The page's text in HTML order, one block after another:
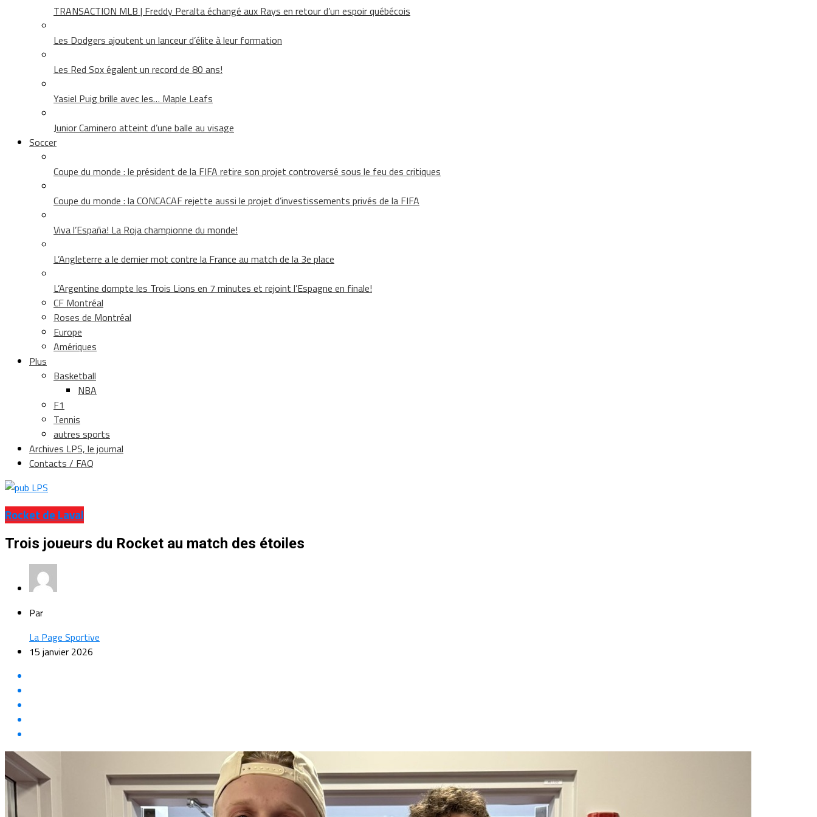
TRANSACTION MLB | Freddy Peralta échangé aux Rays en retour d’un espoir québécois
Les Dodgers ajoutent un lanceur d’élite à leur formation
Les Red Sox égalent un record de 80 ans!
Yasiel Puig brille avec les… Maple Leafs
Junior Caminero atteint d’une balle au visage
Soccer
Coupe du monde : le président de la FIFA retire son projet controversé sous le feu des critiques
Coupe du monde : la CONCACAF rejette aussi le projet d’investissements privés de la FIFA
Viva l’España! La Roja championne du monde!
L’Angleterre a le dernier mot contre la France au match de la 3e place
L’Argentine dompte les Trois Lions en 7 minutes et rejoint l’Espagne en finale!
CF Montréal
Roses de Montréal
Europe
Amériques
Plus
Basketball
NBA
F1
Tennis
autres sports
Archives LPS, le journal
Contacts / FAQ
Rocket de Laval
Trois joueurs du Rocket au match des étoiles
Par
La Page Sportive
15 janvier 2026